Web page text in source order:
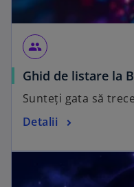
group
Ghid de listare la
Sunteți gata să
Detalii